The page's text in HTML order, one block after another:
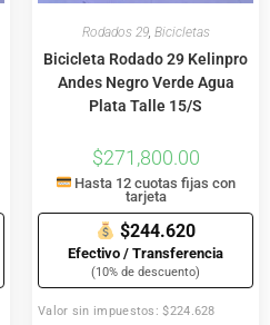
Rodados 29, Bicicletas
Bicicleta Rodado 29 Kelinpro
Andes Negro Verde Agua
Plata Talle 15/S
$271,800.00
Hasta 12 cuotas fijas con
tarjeta
$244.620
Efectivo / Transferencia
(10% de descuento)
Valor sin impuestos: $224.628